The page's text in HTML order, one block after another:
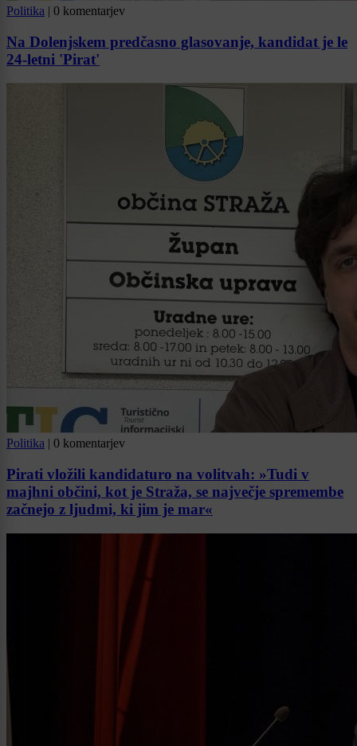
Politika | 0 komentarjev
Na Dolenjskem predčasno glasovanje, kandidat je le
24-letni 'Pirat'
Politika | 0 komentarjev
Pirati vložili kandidaturo na volitvah: »Tudi v
majhni občini, kot je Straža, se največje spremembe
začnejo z ljudmi, ki jim je mar«